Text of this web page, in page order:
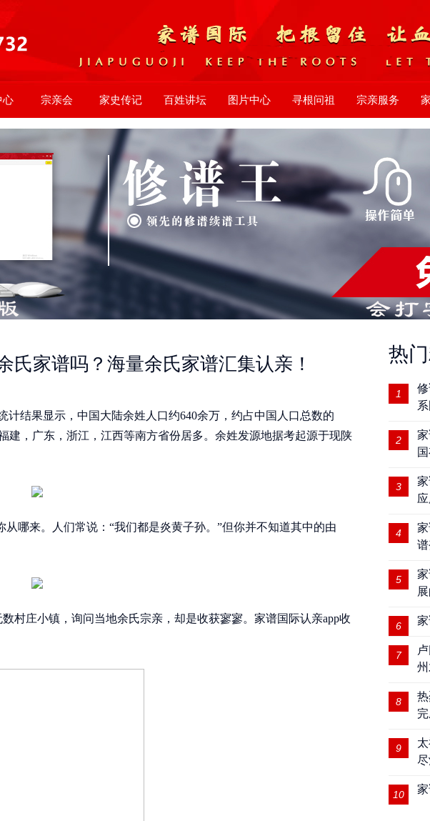
心 宗亲会 家史传记 百姓讲坛 图片中心 寻根问祖 宗亲服务
家谱吗？海量余氏家谱汇集认亲！
结果显示，中国大陆余姓人口约640余万，约占中国人口总数的
建，广东，浙江，江西等南方省份居多。余姓发源地据考起源于现陕
哪来。人们常说：“我们都是炎黄子孙。”但你并不知道其中的由
村庄小镇，询问当地余氏宗亲，却是收获寥寥。家谱国际认亲app收
热
1
2
3
4
5
6
7
8
9
10